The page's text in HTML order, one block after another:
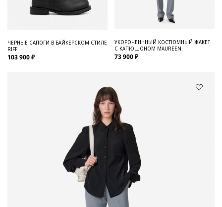
ЧЕРНЫЕ САПОГИ В БАЙКЕРСКОМ СТИЛЕ
RIFF
103 900 ₽
УКОРОЧЕНННЫЙ КОСТЮМНЫЙ ЖАКЕТ
С КАПЮШОНОМ MAUREEN
73 900 ₽